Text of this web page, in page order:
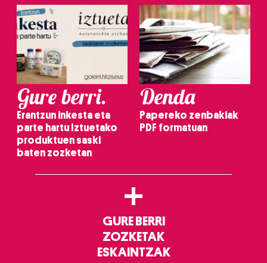
Gure berri.
Erantzun inkesta eta
parte hartu Iztuetako
produktuen saski
baten zozketan
Denda
Papereko zenbakiak
PDF formatuan
+
GURE BERRI
ZOZKETAK
ESKAINTZAK